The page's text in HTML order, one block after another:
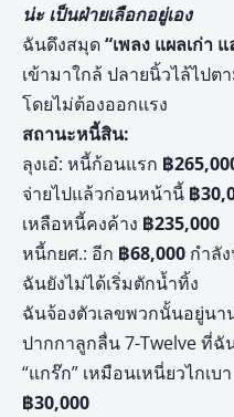
น่ะ เป็นฝ่ายเลือกอยู่เอง
ฉันดึงสมุด“เพลง แผลเก่า
เข้ามาใกล้ ปลายนิ้วไล้ไป
โดยไม่ต้องออกแรง
สถานะหนี้สิน:
ลุงเอ๋: หนี้ก้อนแรก ฿
จ่ายไปแล้วก่อนหน้านี้ ฿
เหลือหนี้คงค้าง ฿235,000
หนี้กยศ.: อีก ฿68,000 กำลั
ฉันยังไม่ได้เริ่มตักน้ำทิ้ง
ฉันจ้องตัวเลขพวกนั้นอยู่น
ปากกาลูกลื่น 7-Twelve ที่ฉั
“แกร๊ก” เหมือนเหนี่ยวไกเบ
฿30,000